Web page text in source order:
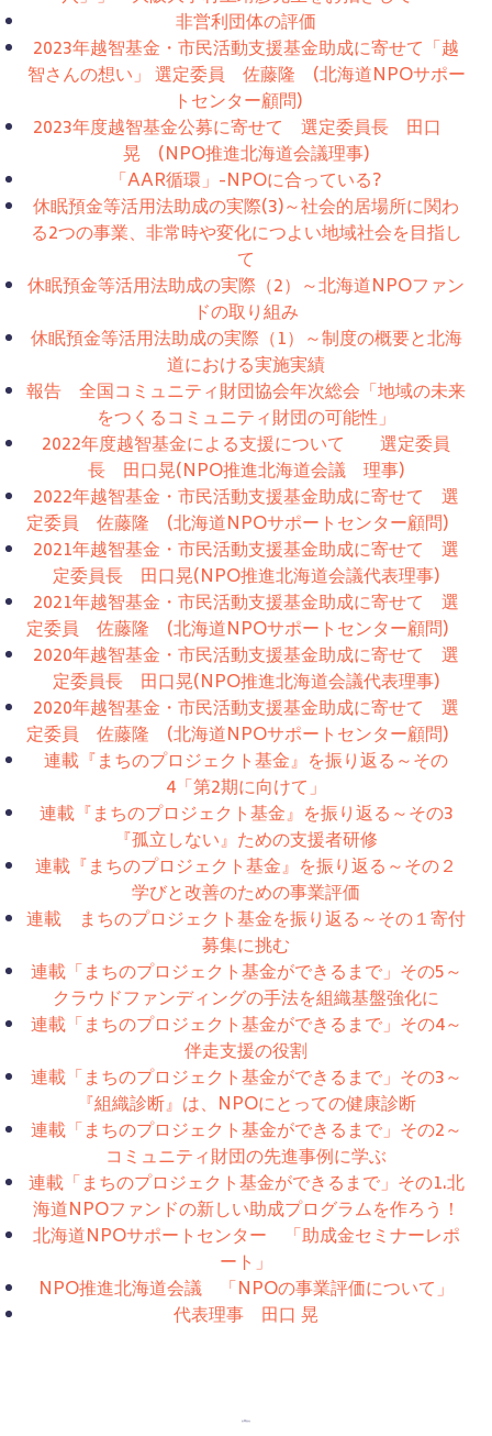
非営利団体の評価
2023年越智基金・市民活動支援基金助成に寄せて「越
智さんの想い」 選定委員 佐藤隆 (北海道NPOサポー
トセンター顧問)
2023年度越智基金公募に寄せて 選定委員長 田口
晃 (NPO推進北海道会議理事)
「AAR循環」-NPOに合っている?
休眠預金等活用法助成の実際(3)～社会的居場所に関わ
る2つの事業、非常時や変化につよい地域社会を目指し
て
休眠預金等活用法助成の実際（2）～北海道NPOファン
ドの取り組み
休眠預金等活用法助成の実際（1）～制度の概要と北海
道における実施実績
報告 全国コミュニティ財団協会年次総会「地域の未来
をつくるコミュニティ財団の可能性」
2022年度越智基金による支援について 選定委員
長 田口晃(NPO推進北海道会議 理事)
2022年越智基金・市民活動支援基金助成に寄せて 選
定委員 佐藤隆 (北海道NPOサポートセンター顧問)
2021年越智基金・市民活動支援基金助成に寄せて 選
定委員長 田口晃(NPO推進北海道会議代表理事)
2021年越智基金・市民活動支援基金助成に寄せて 選
定委員 佐藤隆 (北海道NPOサポートセンター顧問)
2020年越智基金・市民活動支援基金助成に寄せて 選
定委員長 田口晃(NPO推進北海道会議代表理事)
2020年越智基金・市民活動支援基金助成に寄せて 選
定委員 佐藤隆 (北海道NPOサポートセンター顧問)
連載『まちのプロジェクト基金』を振り返る～その
4「第2期に向けて」
連載『まちのプロジェクト基金』を振り返る～その3
『孤立しない』ための支援者研修
連載『まちのプロジェクト基金』を振り返る～その２
学びと改善のための事業評価
連載 まちのプロジェクト基金を振り返る～その１寄付
募集に挑む
連載「まちのプロジェクト基金ができるまで」その5～
クラウドファンディングの手法を組織基盤強化に
連載「まちのプロジェクト基金ができるまで」その4～
伴走支援の役割
連載「まちのプロジェクト基金ができるまで」その3～
『組織診断』は、NPOにとっての健康診断
連載「まちのプロジェクト基金ができるまで」その2～
コミュニティ財団の先進事例に学ぶ
連載「まちのプロジェクト基金ができるまで」その1.北
海道NPOファンドの新しい助成プログラムを作ろう！
北海道NPOサポートセンター 「助成金セミナーレポ
ート」
NPO推進北海道会議 「NPOの事業評価について」
代表理事 田口 晃